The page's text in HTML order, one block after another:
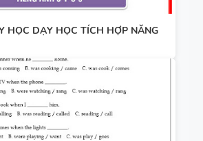
HỌC DẠY HỌC TÍCH HỢP NĂNG